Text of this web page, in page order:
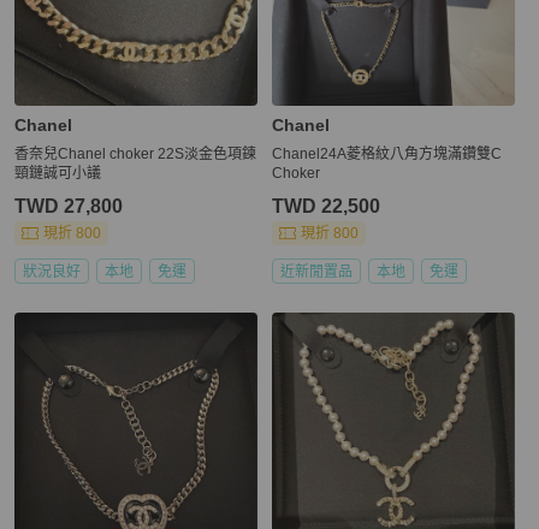
Chanel
香奈兒Chanel choker 22S淡金色項鍊
頸鏈誠可小議
TWD 27,800
現折 800
狀況良好 本地 免運
Chanel
Chanel24A菱格紋八角方塊滿鑽雙C
Choker
TWD 22,500
現折 800
近新閒置品 本地 免運